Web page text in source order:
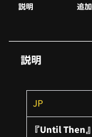
説明 追
説明
JP
『Until Then